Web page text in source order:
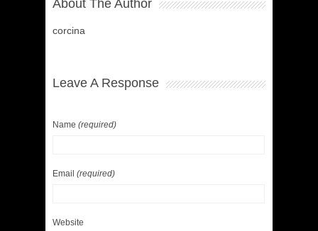
About The Author
corcina
Leave A Response
Name (required)
Email (required)
Website